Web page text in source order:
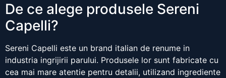
De ce alege produsele Sereni
Capelli?
Sereni Capelli este un brand italian de renume in
industria ingrijirii parului. Produsele lor sunt fabricate cu
cea mai mare atentie pentru detalii, utilizand ingrediente